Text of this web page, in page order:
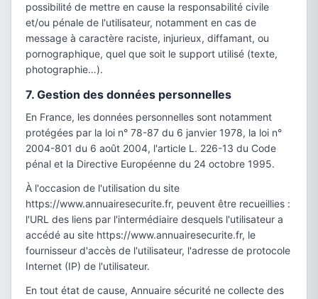
possibilité de mettre en cause la responsabilité civile
et/ou pénale de l'utilisateur, notamment en cas de
message à caractère raciste, injurieux, diffamant, ou
pornographique, quel que soit le support utilisé (texte,
photographie…).
7. Gestion des données personnelles
En France, les données personnelles sont notamment
protégées par la loi n° 78-87 du 6 janvier 1978, la loi n°
2004-801 du 6 août 2004, l'article L. 226-13 du Code
pénal et la Directive Européenne du 24 octobre 1995.
À l'occasion de l'utilisation du site
https://www.annuairesecurite.fr, peuvent être recueillies :
l'URL des liens par l'intermédiaire desquels l'utilisateur a
accédé au site https://www.annuairesecurite.fr, le
fournisseur d'accès de l'utilisateur, l'adresse de protocole
Internet (IP) de l'utilisateur.
En tout état de cause, Annuaire sécurité ne collecte des